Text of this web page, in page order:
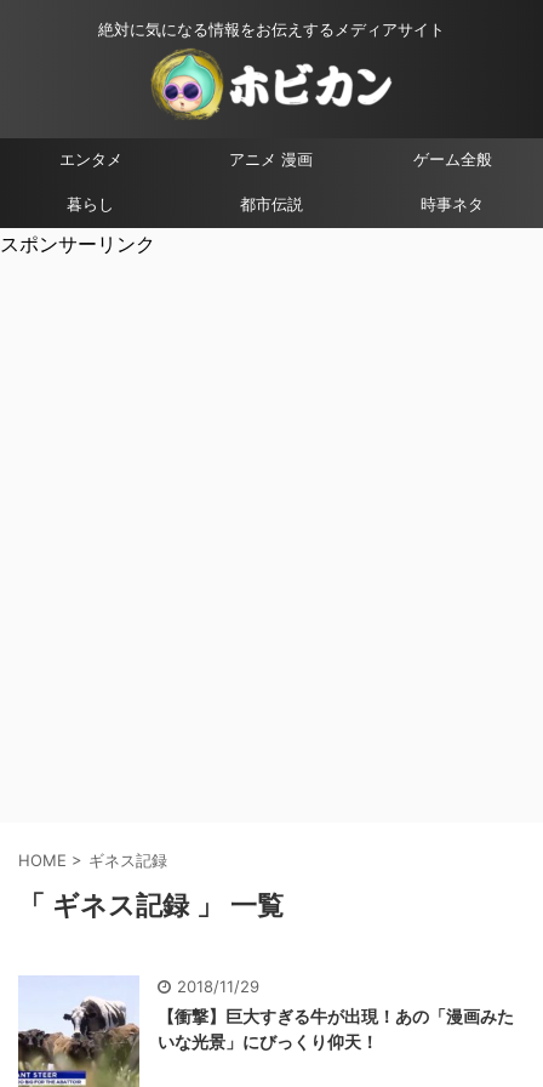
絶対に気になる情報をお伝えするメディアサイト
エンタメ アニメ 漫画 ゲーム全般
暮らし 都市伝説 時事ネタ
スポンサーリンク
HOME > ギネス記録
「 ギネス記録 」 一覧
2018/11/29
【衝撃】巨大すぎる牛が出現！あの「漫画みた
いな光景」にびっくり仰天！